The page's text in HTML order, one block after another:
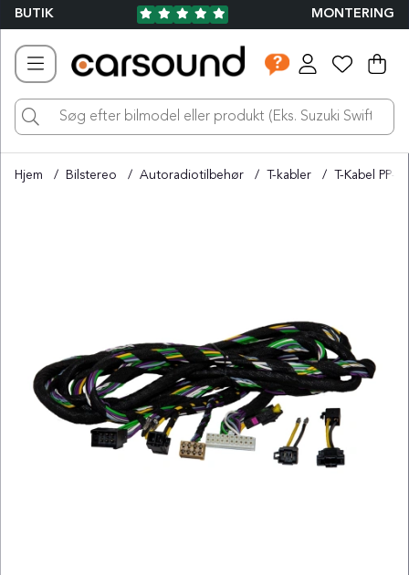
BUTIK MONTERING
.
Hjem Bilstereo Autoradiotilbehør T-kabler T-Kabel PP-